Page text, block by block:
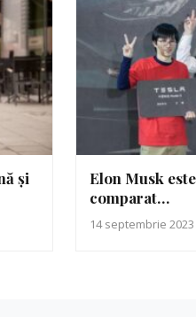
și
Elon Musk
comparat…
14 septembrie 2023